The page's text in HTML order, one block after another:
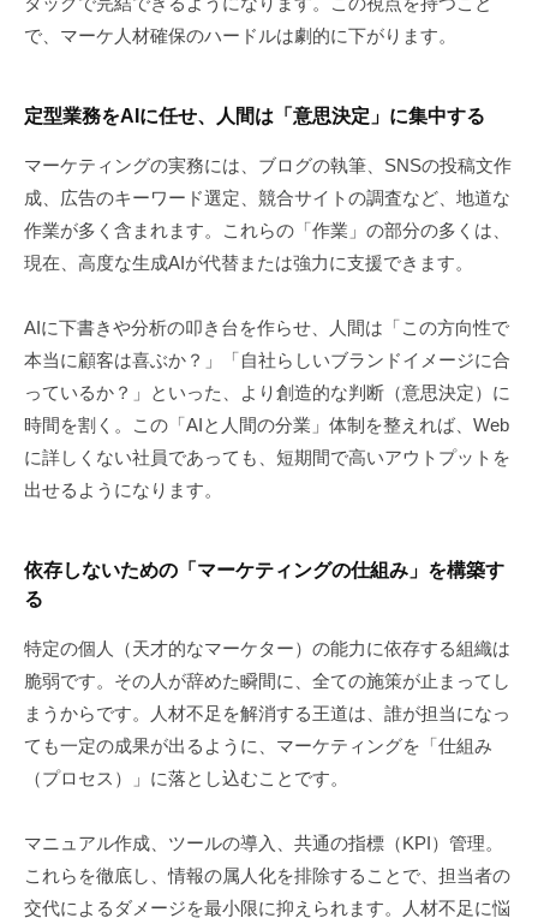
で、マーケ人材確保のハードルは劇的に下がります。
定型業務をAIに任せ、人間は「意思決定」に集中する
マーケティングの実務には、ブログの執筆、SNSの投稿文作
成、広告のキーワード選定、競合サイトの調査など、地道な
作業が多く含まれます。これらの「作業」の部分の多くは、
現在、高度な生成AIが代替または強力に支援できます。
AIに下書きや分析の叩き台を作らせ、人間は「この方向性で
本当に顧客は喜ぶか？」「自社らしいブランドイメージに合
っているか？」といった、より創造的な判断（意思決定）に
時間を割く。この「AIと人間の分業」体制を整えれば、Web
に詳しくない社員であっても、短期間で高いアウトプットを
出せるようになります。
依存しないための「マーケティングの仕組み」を構築す
る
特定の個人（天才的なマーケター）の能力に依存する組織は
脆弱です。その人が辞めた瞬間に、全ての施策が止まってし
まうからです。人材不足を解消する王道は、誰が担当になっ
ても一定の成果が出るように、マーケティングを「仕組み
（プロセス）」に落とし込むことです。
マニュアル作成、ツールの導入、共通の指標（KPI）管理。
これらを徹底し、情報の属人化を排除することで、担当者の
交代によるダメージを最小限に抑えられます。人材不足に悩